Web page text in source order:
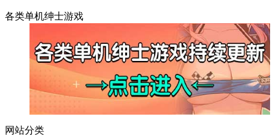
各类单机绅士游戏
网站分类